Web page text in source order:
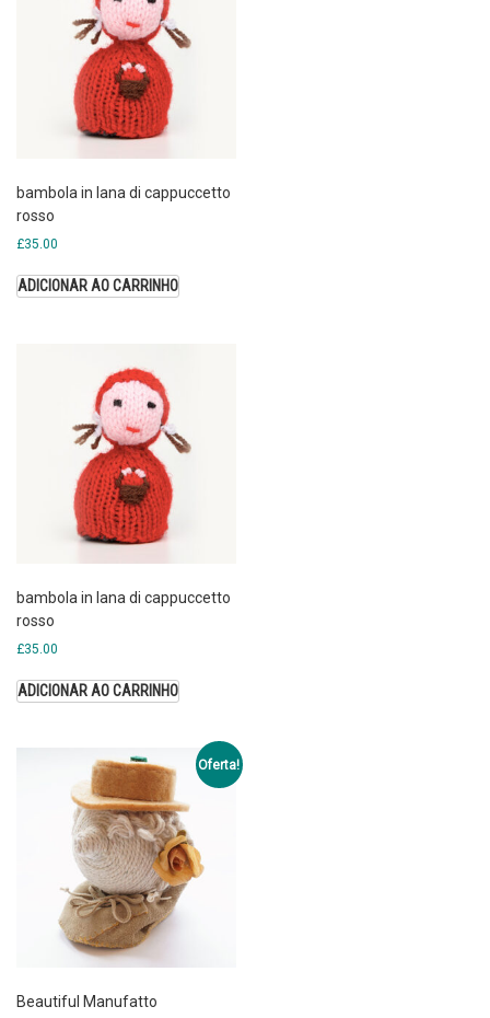
bambola in lana di cappuccetto
rosso
£35.00
ADICIONAR AO CARRINHO
bambola in lana di cappuccetto
rosso
£35.00
ADICIONAR AO CARRINHO
Oferta!
Beautiful Manufatto